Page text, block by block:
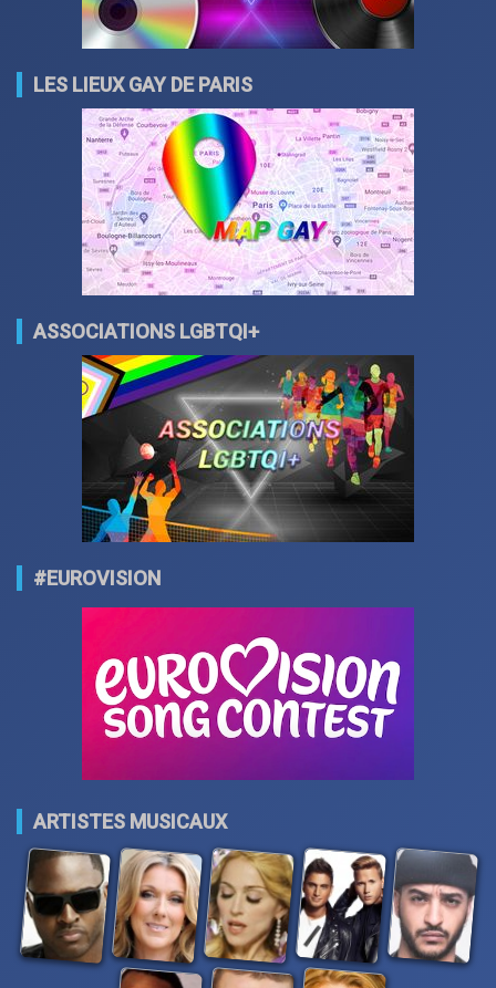
LES LIEUX GAY DE PARIS
ASSOCIATIONS LGBTQI+
#EUROVISION
ARTISTES MUSICAUX